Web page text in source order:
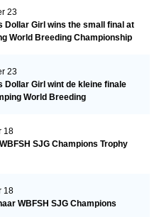
23
Dollar Girl wins the small final at
World Breeding Championship
23
Dollar Girl wint de kleine finale
World Breeding
18
SJG Champions Trophy
18
WBFSH SJG Champions